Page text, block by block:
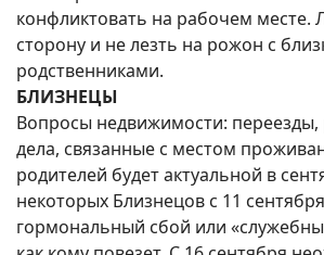
конфликтовать на рабочем месте.
сторону и не лезть на рожон с
родственниками.
БЛИЗНЕЦЫ
Вопросы недвижимости:
дела, связанные с местом
родителей будет актуальной в
некоторых Близнецов с 11
гормональный сбой или